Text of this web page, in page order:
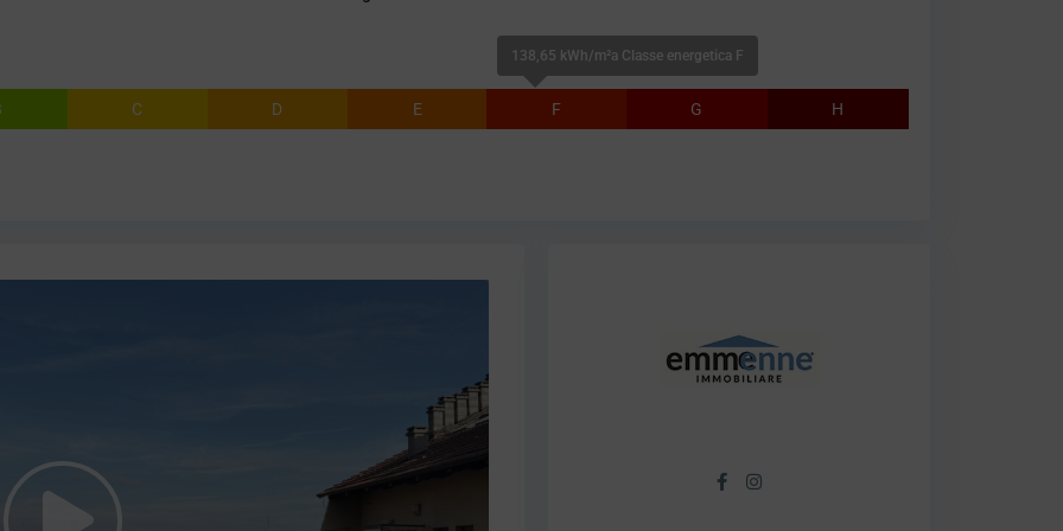
C D E
138,65 kWh/m²a Classe energetica F
F G H